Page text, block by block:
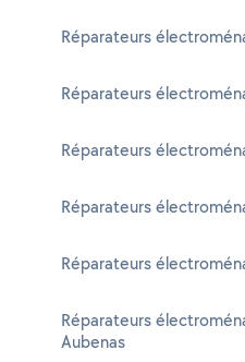
Réparateurs
Réparateurs
Réparateurs
Réparateurs
Réparateurs
Réparateurs
Aubenas